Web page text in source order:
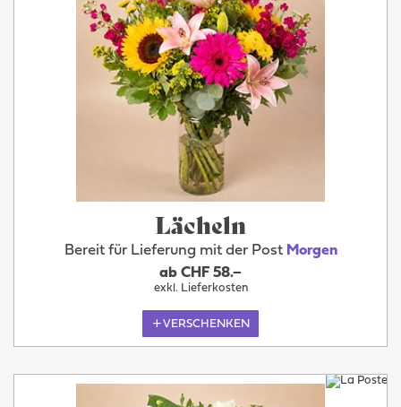
Lächeln
Bereit für Lieferung mit der Post Morgen
ab CHF 58.–
exkl. Lieferkosten
VERSCHENKEN